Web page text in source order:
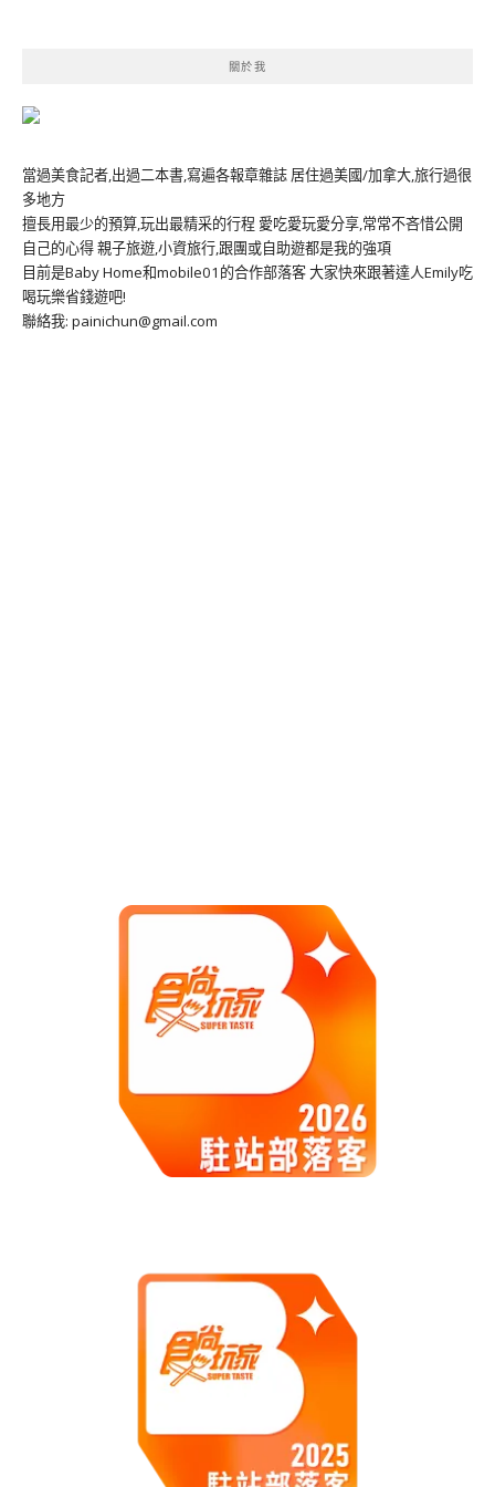
關於我
當過美食記者,出過二本書,寫遍各報章雜誌 居住過美國/加拿大,旅行過很
多地方
擅長用最少的預算,玩出最精采的行程 愛吃愛玩愛分享,常常不吝惜公開
自己的心得 親子旅遊,小資旅行,跟團或自助遊都是我的強項
目前是Baby Home和mobile01的合作部落客 大家快來跟著達人Emily吃
喝玩樂省錢遊吧!
聯絡我: painichun@gmail.com